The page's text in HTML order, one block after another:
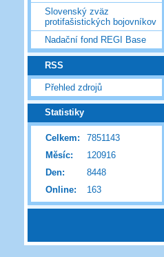
Slovenský zväz
protifašistických bojovníkov
Nadační fond REGI Base
RSS
Přehled zdrojů
Statistiky
Online: 163
Celkem:
7851143
Měsíc:
120916
Den:
8448